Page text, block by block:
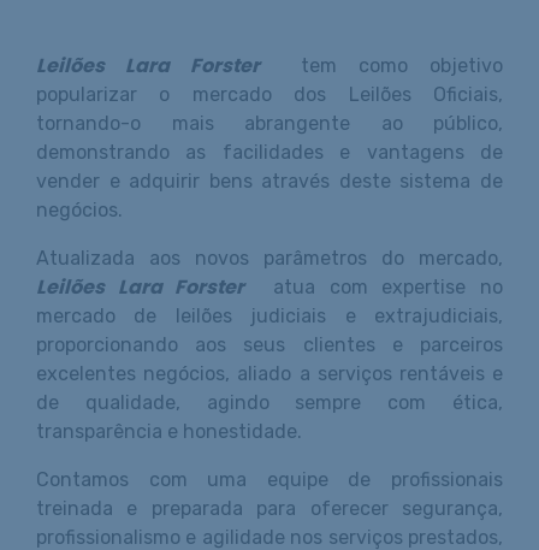
Leilões Lara Forster
tem como objetivo
popularizar o mercado dos Leilões Oficiais,
tornando-o mais abrangente ao público,
demonstrando as facilidades e vantagens de
vender e adquirir bens através deste sistema de
negócios.
Atualizada aos novos parâmetros do mercado,
Leilões Lara Forsteratua com expertise no
mercado de leilões judiciais e extrajudiciais,
proporcionando aos seus clientes e parceiros
excelentes negócios, aliado a serviços rentáveis e
de qualidade, agindo sempre com ética,
transparência e honestidade.
Contamos com uma equipe de profissionais
treinada e preparada para oferecer segurança,
profissionalismo e agilidade nos serviços prestados,